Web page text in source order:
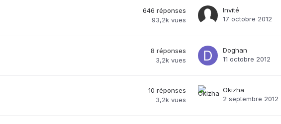
646 réponses
93,2k vues
Invité
17 octobre 2012
8 réponses
3,2k vues
Doghan
11 octobre 2012
10 réponses
3,2k vues
Okizha
2 septembre 2012